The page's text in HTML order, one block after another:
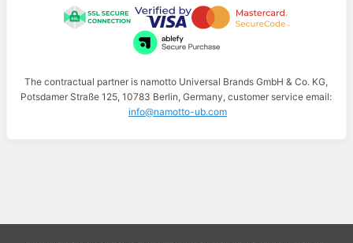
The contractual partner is namotto Universal Brands GmbH & Co. KG,
Potsdamer Straße 125, 10783 Berlin, Germany, customer service email:
info@namotto-ub.com